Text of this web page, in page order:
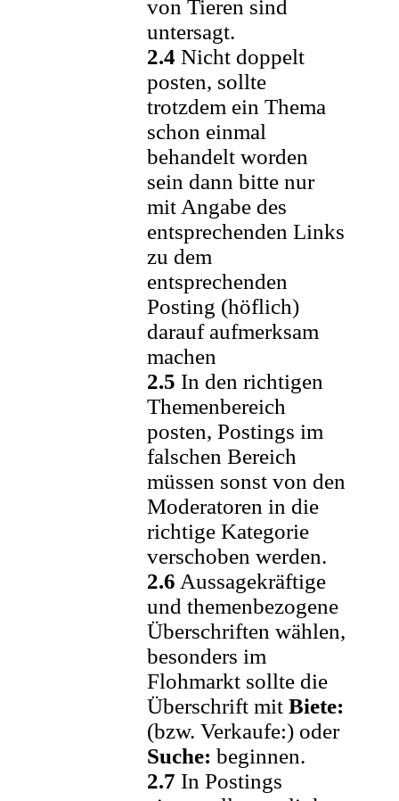
von Tieren sind
untersagt.
2.4 Nicht doppelt
posten, sollte
trotzdem ein Thema
schon einmal
behandelt worden
sein dann bitte nur
mit Angabe des
entsprechenden Links
zu dem
entsprechenden
Posting (höflich)
darauf aufmerksam
machen
2.5 In den richtigen
Themenbereich
posten, Postings im
falschen Bereich
müssen sonst von den
Moderatoren in die
richtige Kategorie
verschoben werden.
2.6 Aussagekräftige
und themenbezogene
Überschriften wählen,
besonders im
Flohmarkt sollte die
Überschrift mit Biete:
(bzw. Verkaufe:) oder
Suche: beginnen.
2.7 In Postings